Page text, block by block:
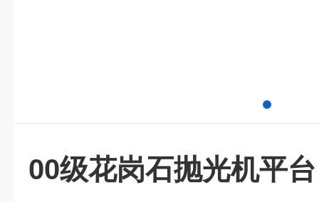
00级花岗石抛光机平台